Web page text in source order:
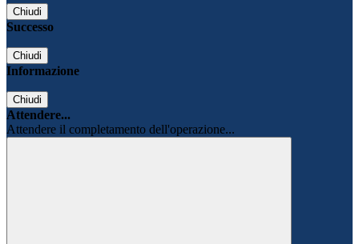
Chiudi
Successo
Chiudi
Informazione
Chiudi
Attendere...
Attendere il completamento dell'operazione...